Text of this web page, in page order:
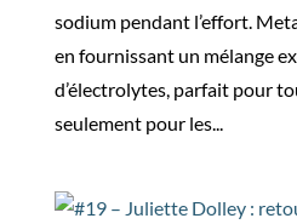
sodium pendant l’effort.
en fournissant un mélange
d’électrolytes, parfait pour
seulement pour les...